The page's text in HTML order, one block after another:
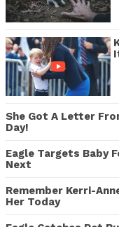
She Got A Letter
Day!
Eagle Targets Baby
Next
Remember Kerri-
Her Today